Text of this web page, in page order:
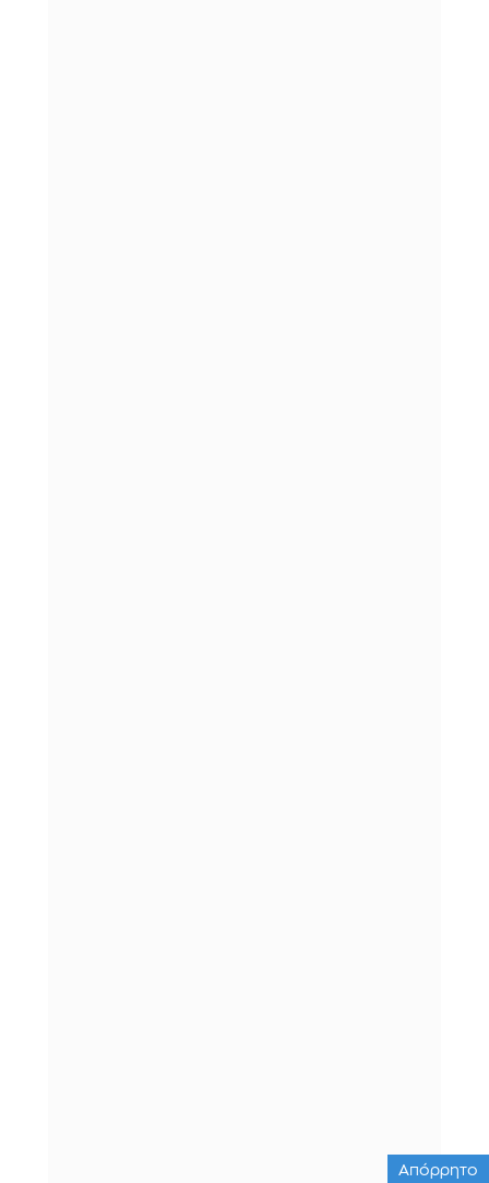
Απόρρητο